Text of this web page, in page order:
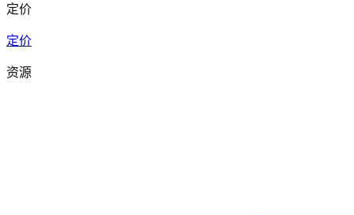
定价
定价
资源